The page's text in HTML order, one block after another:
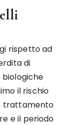
rispetto ad
di
biologiche
il rischio
trattamento
e il periodo